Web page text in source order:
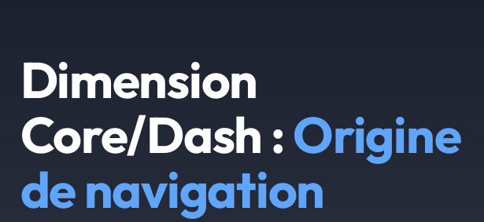
Dimension
Core/Dash :Origine
de navigation